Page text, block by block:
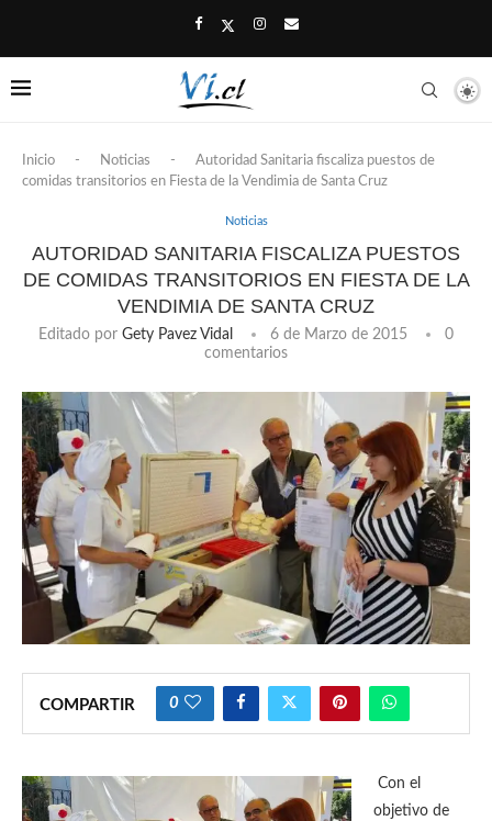
Inicio - Noticias -
Autoridad Sanitaria fiscaliza puestos de
comidas transitorios en Fiesta de la Vendimia de Santa Cruz
Noticias
AUTORIDAD SANITARIA FISCALIZA PUESTOS
DE COMIDAS TRANSITORIOS EN FIESTA DE LA
VENDIMIA DE SANTA CRUZ
Editado por Gety Pavez Vidal 6 de Marzo de 2015
0
comentarios
COMPARTIR 0
Con el
objetivo de